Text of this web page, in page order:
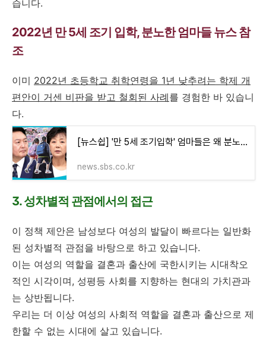
습니다.
2022년 만 5세 조기 입학, 분노한 엄마들 뉴스 참
조
이미 2022년 초등학교 취학연령을 1년 낮추려는 학제 개
편안이 거센 비판을 받고 철회된 사례를 경험한 바 있습니
다.
[뉴스쉽] '만 5세 조기입학' 엄마들은 왜 분노하나?
news.sbs.co.kr
3. 성차별적 관점에서의 접근
이 정책 제안은 남성보다 여성의 발달이 빠르다는 일반화
된 성차별적 관점을 바탕으로 하고 있습니다.
이는 여성의 역할을 결혼과 출산에 국한시키는 시대착오
적인 시각이며, 성평등 사회를 지향하는 현대의 가치관과
는 상반됩니다.
우리는 더 이상 여성의 사회적 역할을 결혼과 출산으로 제
한할 수 없는 시대에 살고 있습니다.